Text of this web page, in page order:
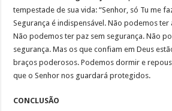
tempestade de sua vida: “Senhor, só Tu me
Segurança é indispensável. Não podemos ter
Não podemos ter paz sem segurança. Não
segurança. Mas os que confiam em Deus
braços poderosos. Podemos dormir e
que o Senhor nos guardará protegidos.
CONCLUSÃO